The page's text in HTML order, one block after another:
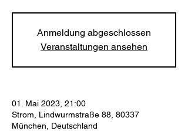
Anmeldung abgeschlossen
Veranstaltungen ansehen
01. Mai 2023, 21:00
Strom, Lindwurmstraße 88, 80337
München, Deutschland